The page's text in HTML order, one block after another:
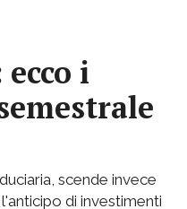
i
scende invece
di investimenti